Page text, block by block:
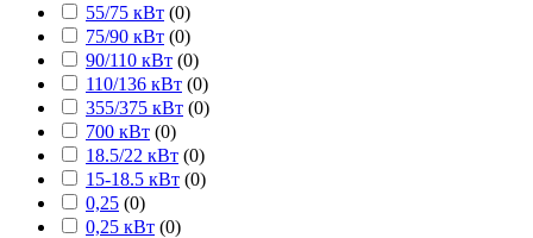
55/75 кВт (0)
75/90 кВт (0)
90/110 кВт (0)
110/136 кВт (0)
355/375 кВт (0)
700 кВт (0)
18.5/22 кВт (0)
15-18.5 кВт (0)
0,25 (0)
0,25 кВт (0)